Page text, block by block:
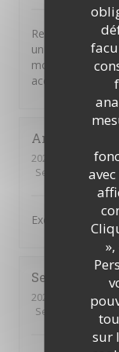
sur
Restaurant très
un prix
moment et nous
accueillis ! Merci
Antonio
2026-07-31
-
Service
/5
Excellent
Severine
2026-07-30
-
Service
/5